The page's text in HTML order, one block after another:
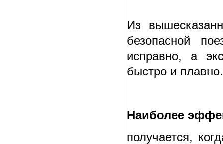
Из
безопасной
исправно, а
быстро и плавно.
Наиболее
получается,